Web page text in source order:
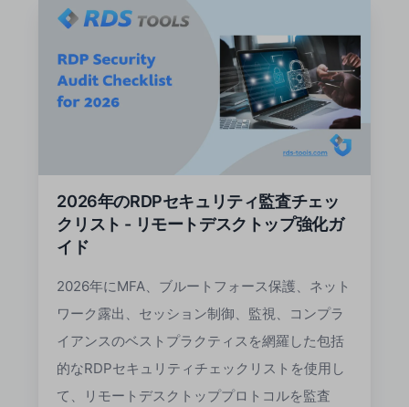
2026年のRDPセキュリティ監査チェッ
クリスト - リモートデスクトップ強化ガ
イド
2026年にMFA、ブルートフォース保護、ネット
ワーク露出、セッション制御、監視、コンプラ
イアンスのベストプラクティスを網羅した包括
的なRDPセキュリティチェックリストを使用し
て、リモートデスクトッププロトコルを監査